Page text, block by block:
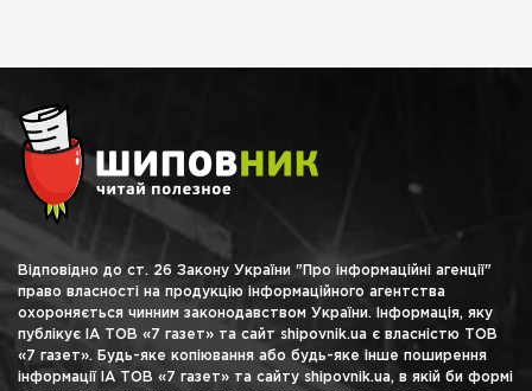
Відповідно до ст. 26 Закону України "Про інформаційні агенції"
право власності на продукцію інформаційного агентства
охороняється чинним законодавством України. Інформація, яку
публікує ІА ТОВ «7 газет» та сайт shipovnik.ua є власністю ТОВ
«7 газет». Будь-яке копіювання або будь-яке інше поширення
інформації ІА ТОВ «7 газет» та сайту shipovnik.ua, в якій би формі